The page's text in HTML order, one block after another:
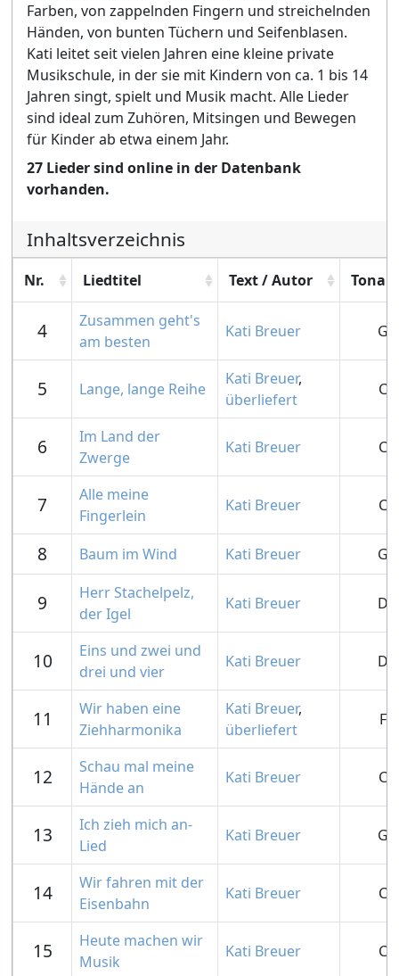
Farben, von zappelnden Fingern und streichelnden
Händen, von bunten Tüchern und Seifenblasen.
Kati leitet seit vielen Jahren eine kleine private
Musikschule, in der sie mit Kindern von ca. 1 bis 14
Jahren singt, spielt und Musik macht. Alle Lieder
sind ideal zum Zuhören, Mitsingen und Bewegen
für Kinder ab etwa einem Jahr.
27 Lieder sind online in der Datenbank
vorhanden.
Inhaltsverzeichnis
Nr. Liedtitel Text / Autor Tonart
4
Zusammen geht's
am besten
Kati Breuer G
5 Lange, lange Reihe
Kati Breuer,
überliefert
C
6
Im Land der
Zwerge
Kati Breuer C
7
Alle meine
Fingerlein
Kati Breuer C
8 Baum im Wind Kati Breuer G
9
Herr Stachelpelz,
der Igel
Kati Breuer D
10
Eins und zwei und
drei und vier
Kati Breuer D
11
Wir haben eine
Ziehharmonika
Kati Breuer,
überliefert
F
12
Schau mal meine
Hände an
Kati Breuer C
13
Ich zieh mich an-
Lied
Kati Breuer G
14
Wir fahren mit der
Eisenbahn
Kati Breuer C
15
Heute machen wir
Musik
Kati Breuer C